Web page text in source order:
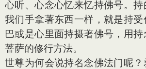
心听、心念心忆来忆持佛号。
我们手拿著东西一样，就是持
巴或是心里面持摄著佛号，用
菩萨的修行方法。
世尊为何会说持名念佛法门呢